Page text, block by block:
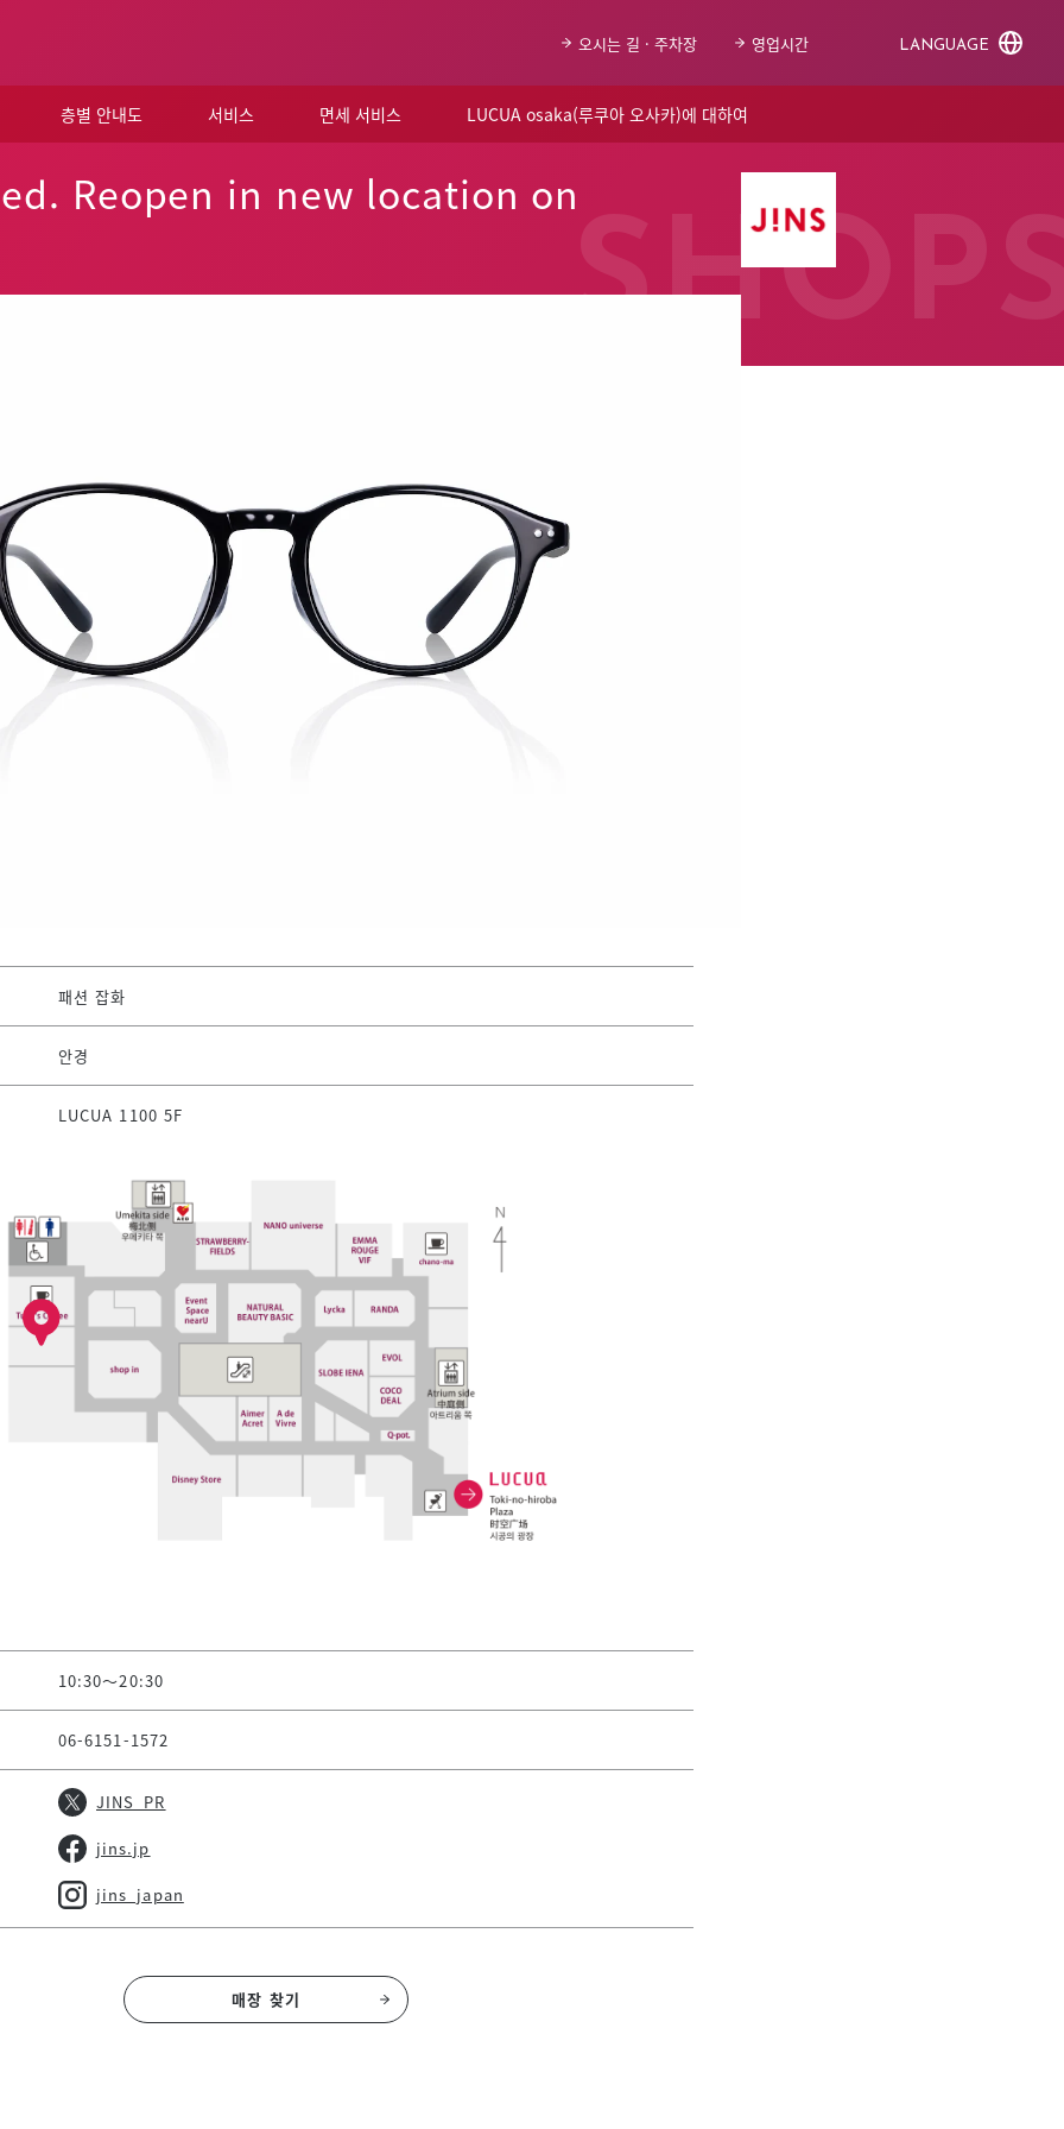
오시는 길 · 주차장 영업시간 LANGUAGE
층별 안내도 서비스 면세 서비스 LUCUA osaka(루쿠아 오사카)에 대하여
Reopen in new location on
패션 잡화
안경
LUCUA 1100 5F
10:30～20:30
06-6151-1572
JINS_PR
jins.jp
jins_japan
매장 찾기